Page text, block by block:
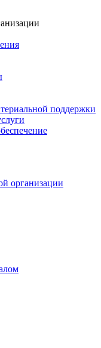
поддержки
организации